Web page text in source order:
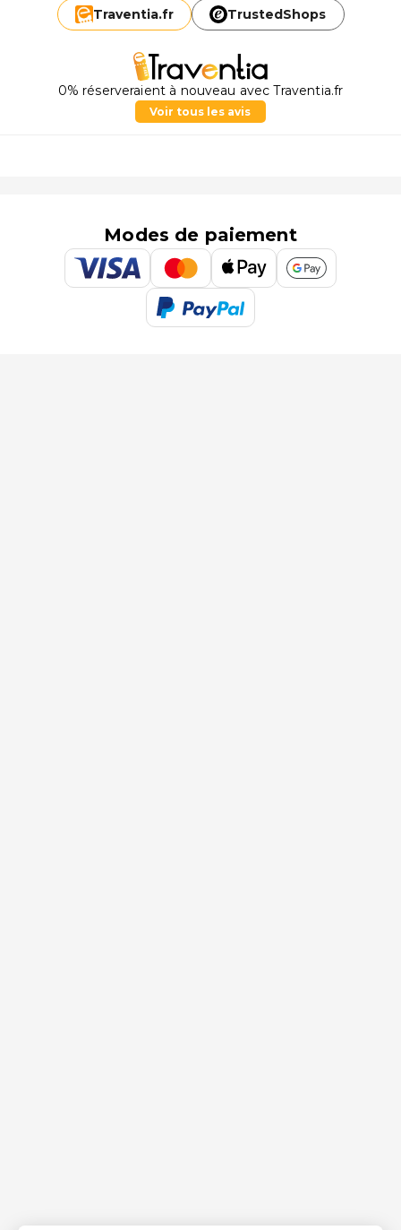
Traventia.fr TrustedShops
0% réserveraient à nouveau avec Traventia.fr
Voir tous les avis
Modes de paiement